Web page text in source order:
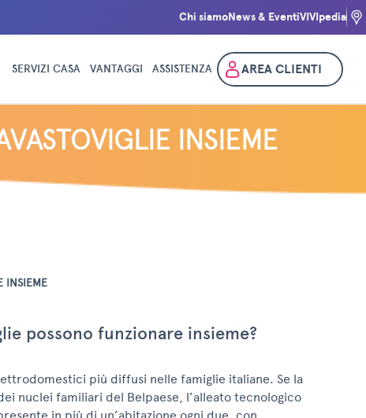
Chi siamoNews & EventiVIVIpedia
SERVIZI CASA VANTAGGI ASSISTENZA AREA CLIENTI
INSIEME
INSIEME
possono funzionare insieme?
più diffusi nelle famiglie italiane. Se la
nuclei familiari del Belpaese, l’alleato tecnologico